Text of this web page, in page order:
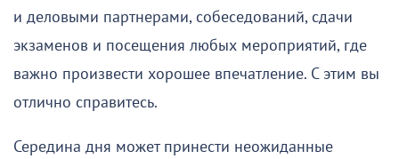
и деловыми партнерами, собеседований, сдачи
экзаменов и посещения любых мероприятий, где
важно произвести хорошее впечатление. С этим вы
отлично справитесь.
Середина дня может принести неожиданные